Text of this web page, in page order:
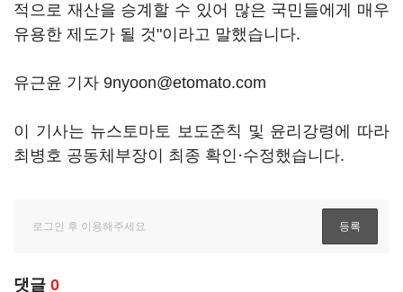
적으로 재산을 승계할 수 있어 많은 국민들에게 매우
유용한 제도가 될 것"이라고 말했습니다.
유근윤 기자 9nyoon@etomato.com
이 기사는 뉴스토마토 보도준칙 및 윤리강령에 따라
최병호 공동체부장이 최종 확인·수정했습니다.
댓글 0